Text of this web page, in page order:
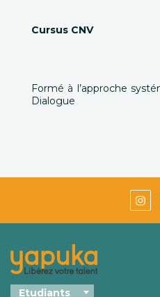
Cursus CNV
Formé à l’approche
Dialogue